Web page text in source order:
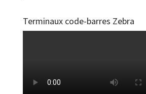
Terminaux code-barres Zebra